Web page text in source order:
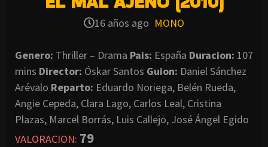
16 años ago MONO
Genero: Thriller – Drama Pais: España Duracion: 107
mins Director: Óskar Santos Guion: Daniel Sánchez
Arévalo Reparto: Eduardo Noriega, Belén Rueda,
Angie Cepeda, Clara Lago, Carlos Leal, Cristina
Plazas, Marcel Borrás, Luis Callejo, José Ángel Egido
VALORACION: 79